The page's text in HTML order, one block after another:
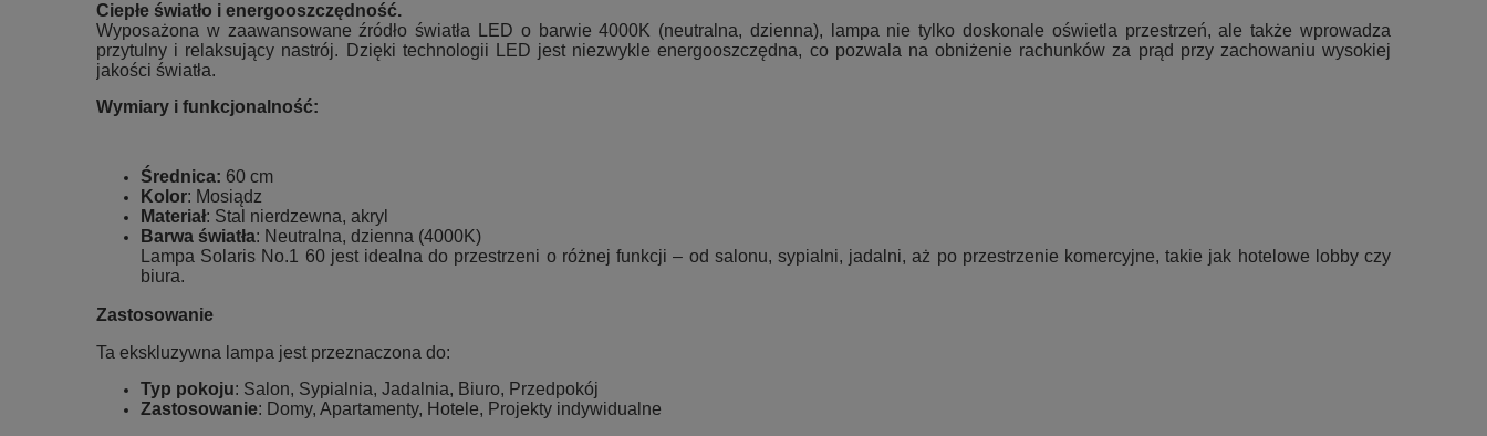
Ciepłe światło i energooszczędność.
Wyposażona w zaawansowane źródło światła LED o barwie 4000K (neutralna, dzienna), lampa nie tylko doskonale oświetla przestrzeń, ale także wprowadza
przytulny i relaksujący nastrój. Dzięki technologii LED jest niezwykle energooszczędna, co pozwala na obniżenie rachunków za prąd przy zachowaniu wysokiej
jakości światła.
Wymiary i funkcjonalność:
Średnica: 60 cm
Kolor: Mosiądz
Materiał: Stal nierdzewna, akryl
Barwa światła: Neutralna, dzienna (4000K)
Lampa Solaris No.1 60 jest idealna do przestrzeni o różnej funkcji – od salonu, sypialni, jadalni, aż po przestrzenie komercyjne, takie jak hotelowe lobby czy
biura.
Zastosowanie
Ta ekskluzywna lampa jest przeznaczona do:
Typ pokoju: Salon, Sypialnia, Jadalnia, Biuro, Przedpokój
Zastosowanie: Domy, Apartamenty, Hotele, Projekty indywidualne